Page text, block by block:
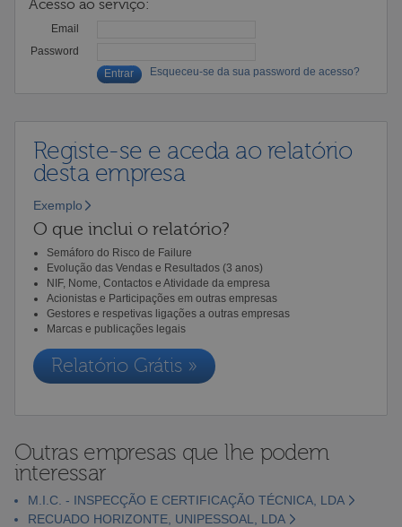
Acesso ao serviço:
Email
Password
Esqueceu-se da sua password de acesso?
Registe-se e aceda ao relatório
desta empresa
Exemplo
O que inclui o relatório?
Semáforo do Risco de Failure
Evolução das Vendas e Resultados (3 anos)
NIF, Nome, Contactos e Atividade da empresa
Acionistas e Participações em outras empresas
Gestores e respetivas ligações a outras empresas
Marcas e publicações legais
Relatório Grátis »
Outras empresas que lhe podem
interessar
M.I.C. - INSPECÇÃO E CERTIFICAÇÃO TÉCNICA, LDA
RECUADO HORIZONTE, UNIPESSOAL, LDA